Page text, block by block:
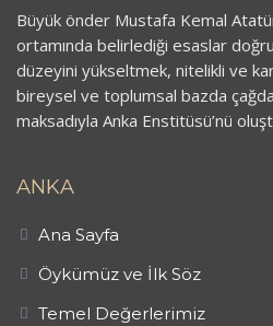
Büyük önder Mustafa Kemal
ortamında belirlediği esaslar
düzeyini yükseltmek, nitelikli ve
bireysel ve toplumsal bazda
maksadıyla Anka Enstitüsü’nü
ANKA
Ana Sayfa
Öykümüz ve İlk Söz
Temel Değerlerimiz